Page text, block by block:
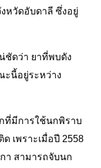
หวัดอับดาลี ซึ่งอยู่
ชัดว่า ยาที่พบดัง
ะนี้อยู่ระหว่าง
ที่มีการใช้นกพิราบ
เพราะเมื่อปี 2558
า สามารถจับนก